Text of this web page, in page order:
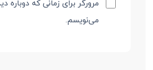
مرورگر برای زمانی که دوباره
می‌نویسم.